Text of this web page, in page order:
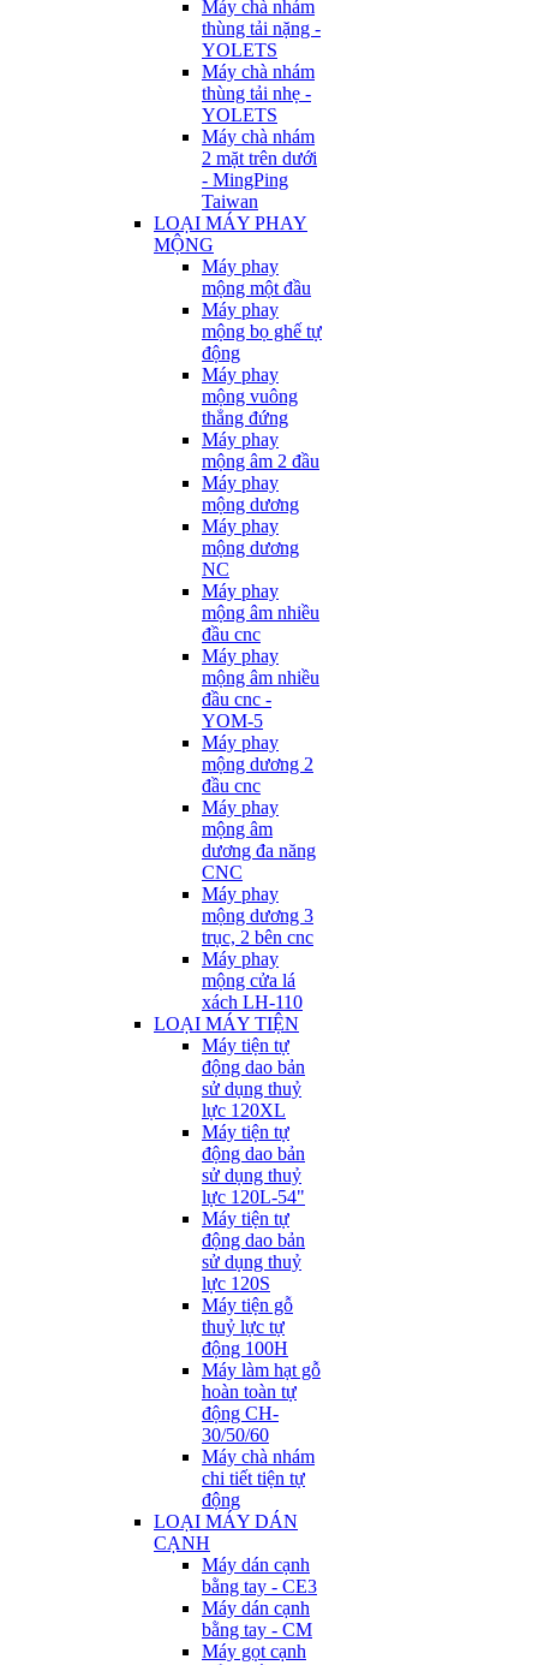
Máy chà nhám
thùng tải nặng -
YOLETS
Máy chà nhám
thùng tải nhẹ -
YOLETS
Máy chà nhám
2 mặt trên dưới
- MingPing
Taiwan
LOẠI MÁY PHAY
MỘNG
Máy phay
mộng một đầu
Máy phay
mộng bọ ghế tự
động
Máy phay
mộng vuông
thẳng đứng
Máy phay
mộng âm 2 đầu
Máy phay
mộng dương
Máy phay
mộng dương
NC
Máy phay
mộng âm nhiều
đầu cnc
Máy phay
mộng âm nhiều
đầu cnc -
YOM-5
Máy phay
mộng dương 2
đầu cnc
Máy phay
mộng âm
dương đa năng
CNC
Máy phay
mộng dương 3
trục, 2 bên cnc
Máy phay
mộng cửa lá
xách LH-110
LOẠI MÁY TIỆN
Máy tiện tự
động dao bản
sử dụng thuỷ
lực 120XL
Máy tiện tự
động dao bản
sử dụng thuỷ
lực 120L-54"
Máy tiện tự
động dao bản
sử dụng thuỷ
lực 120S
Máy tiện gỗ
thuỷ lực tự
động 100H
Máy làm hạt gỗ
hoàn toàn tự
động CH-
30/50/60
Máy chà nhám
chi tiết tiện tự
động
LOẠI MÁY DÁN
CẠNH
Máy dán cạnh
bằng tay - CE3
Máy dán cạnh
bằng tay - CM
Máy gọt cạnh